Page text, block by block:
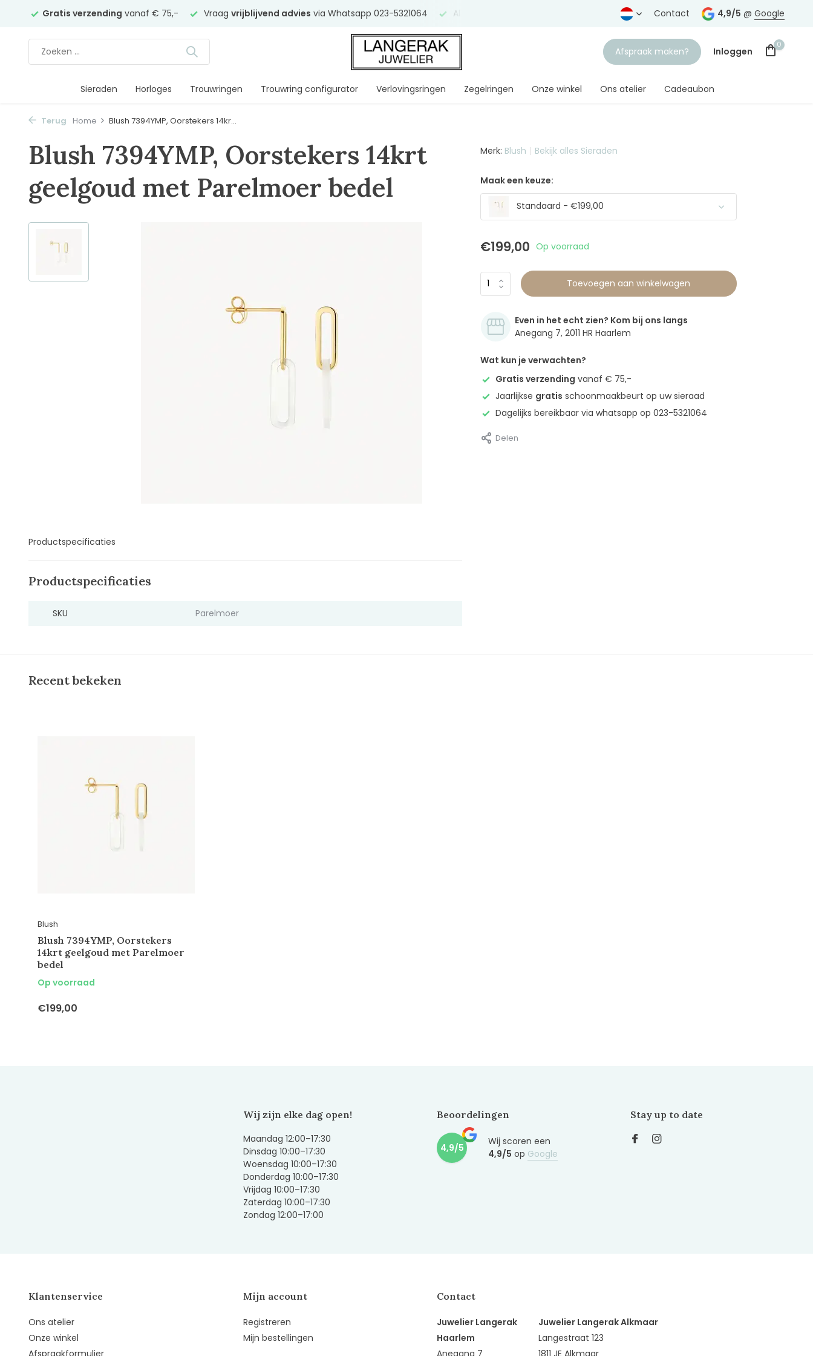
Gratis verzending vanaf € 75,- Vraag vrijblijvend advies via Whatsapp 023-5321064 Al Gratis verzending vanaf € 75,-
Contact 4,9/5 @ Google
Afspraak maken? Inloggen
0
Sieraden Horloges Trouwringen Trouwring configurator Verlovingsringen Zegelringen Onze winkel Ons atelier Cadeaubon
Terug Home Blush 7394YMP, Oorstekers 14kr...
Blush 7394YMP, Oorstekers 14krt
geelgoud met Parelmoer bedel
Productspecificaties
Productspecificaties
SKU Parelmoer
Merk: Blush Bekijk alles Sieraden
Maak een keuze:
Standaard - €199,00
€199,00 Op voorraad
Toevoegen aan winkelwagen
Even in het echt zien? Kom bij ons langs
Anegang 7, 2011 HR Haarlem
Wat kun je verwachten?
Gratis verzending vanaf € 75,-
Jaarlijkse gratis schoonmaakbeurt op uw sieraad
Dagelijks bereikbaar via whatsapp op 023-5321064
Delen
Recent bekeken
Blush
Blush 7394YMP, Oorstekers
14krt geelgoud met Parelmoer
bedel
Op voorraad
€199,00
Wij zijn elke dag open!
Maandag 12:00–17:30
Dinsdag 10:00–17:30
Woensdag 10:00–17:30
Donderdag 10:00–17:30
Vrijdag 10:00–17:30
Zaterdag 10:00–17:30
Zondag 12:00–17:00
Beoordelingen
4,9/5
Wij scoren een
4,9/5 op Google
Stay up to date
Klantenservice
Ons atelier
Onze winkel
Mijn account
Registreren
Mijn bestellingen
Contact
Juwelier Langerak
Haarlem
Juwelier Langerak Alkmaar
Langestraat 123